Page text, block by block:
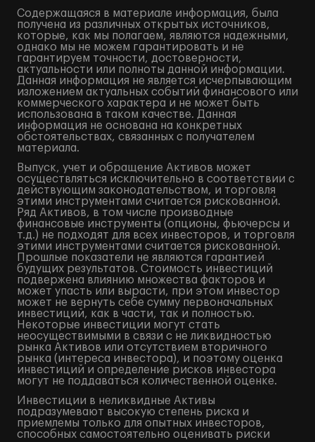
Содержащаяся в материале информация, была
получена из различных открытых источников,
которые, как мы полагаем, являются надежными,
однако мы не можем гарантировать и не
гарантируем точности, достоверности,
актуальности или полноты данной информации.
Данная информация не является исчерпывающим
изложением актуальных событий финансового или
коммерческого характера и не может быть
использована в таком качестве. Данная
информация не основана на конкретных
обстоятельствах, связанных с получателем
материала.
Выпуск, учет и обращение Активов может
осуществляться исключительно в соответствии с
действующим законодательством, и торговля
этими инструментами считается рискованной.
Ряд Активов, в том числе производные
финансовые инструменты (опционы, фьючерсы и
т.д.) не подходят для всех инвесторов, и торговля
этими инструментами считается рискованной.
Прошлые показатели не являются гарантией
будущих результатов. Стоимость инвестиций
подвержена влиянию множества факторов и
может упасть или вырасти, при этом инвестор
может не вернуть себе сумму первоначальных
инвестиций, как в части, так и полностью.
Некоторые инвестиции могут стать
неосуществимыми в связи с не ликвидностью
рынка Активов или отсутствием вторичного
рынка (интереса инвестора), и поэтому оценка
инвестиций и определение рисков инвестора
могут не поддаваться количественной оценке.
Инвестиции в неликвидные Активы
подразумевают высокую степень риска и
приемлемы только для опытных инвесторов,
способных самостоятельно оценивать риски